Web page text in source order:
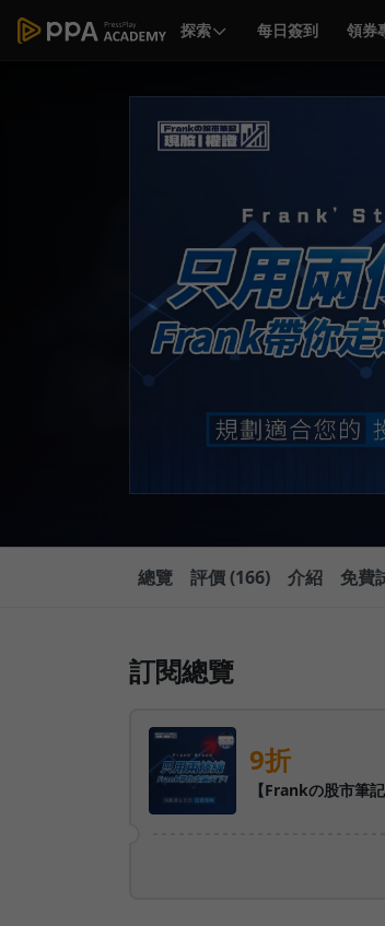
探索 每日簽到 領券
總覽 評價 (166) 介紹 免費
訂閱總覽
9折
【Frankの股市筆